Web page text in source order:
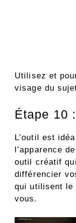
Utilisez et
visage du
Étape 10
L’outil est
l’apparence
outil créatif
différencier
qui utilisent le
vous.